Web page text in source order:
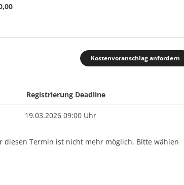
Kostenvoranschlag anfordern
Registrierung Deadline
19.03.2026 09:00 Uhr
Termin ist nicht mehr möglich. Bitte wählen